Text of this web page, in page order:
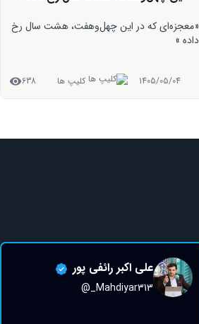
این سوال رو همیشه از خودت بپرس؛ «که چی؟»
1405/04/31 کلیپ ها 501
علی اکبر رائفی پور
@_Mahdiyar313